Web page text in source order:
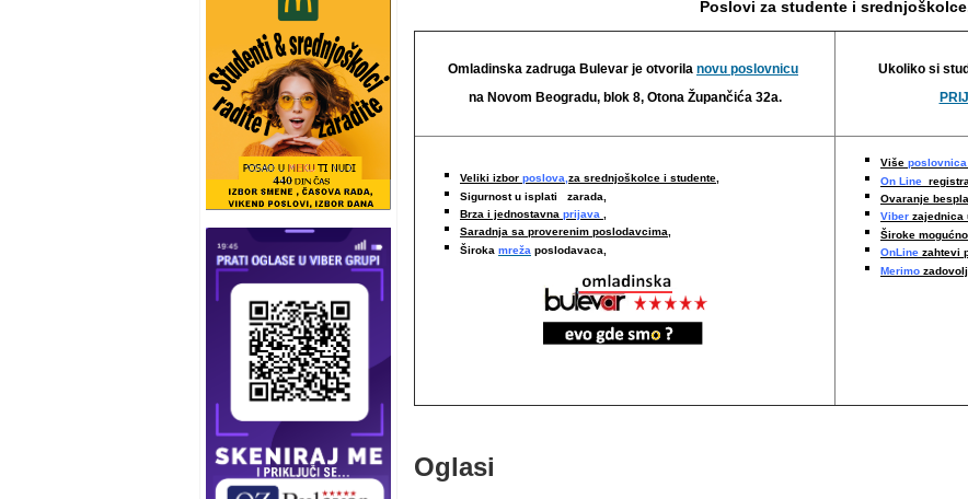
Poslovi za studente i
Omladinska zadruga Bulevar je otvorila novu poslovnicu
na Novom Beogradu, blok 8, Otona Župančića 32a.
Ukoliko si
Veliki izbor poslova,za srednjoškolce i studente,
Sigurnost u isplati zarada,
Brza i jednostavna prijava ,
Saradnja sa proverenim poslodavcima,
Široka mreža poslodavaca,
Više poslovnica
On Line
Ovaranje
Viber zajednica
Široke
OnLine zahtevi
Merimo
Oglasi